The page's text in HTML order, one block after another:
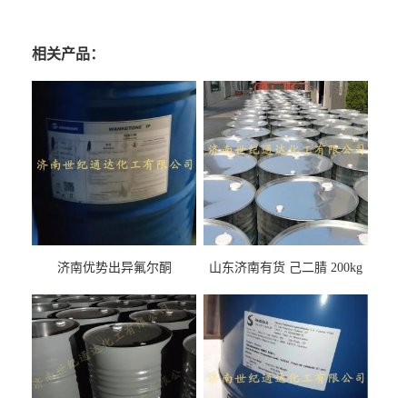
相关产品：
济南优势出异氟尔酮
山东济南有货 己二腈 200kg